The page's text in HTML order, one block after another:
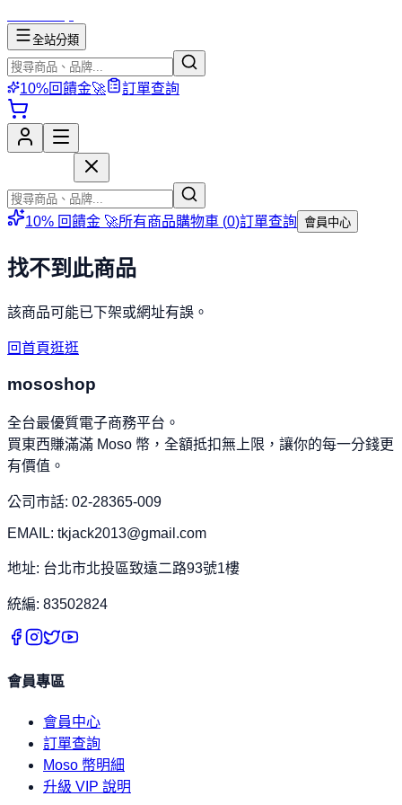
全站分類
10%回饋金🚀 訂單查詢
10% 回饋金 🚀所有商品購物車 (0)訂單查詢 會員中心
找不到此商品
該商品可能已下架或網址有誤。
回首頁逛逛
mososhop
全台最優質電子商務平台。
買東西賺滿滿 Moso 幣，全額抵扣無上限，讓你的每一分錢更
有價值。
公司市話: 02-28365-009
EMAIL: tkjack2013@gmail.com
地址: 台北市北投區致遠二路93號1樓
統編: 83502824
會員專區
會員中心
訂單查詢
Moso 幣明細
升級 VIP 說明